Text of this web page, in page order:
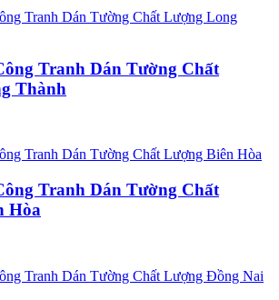
Tranh Dán Tường Chất
Thành
Tranh Dán Tường Chất
Hòa